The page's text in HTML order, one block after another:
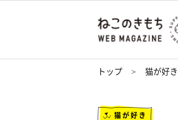
トップ 猫が好き
猫が好き